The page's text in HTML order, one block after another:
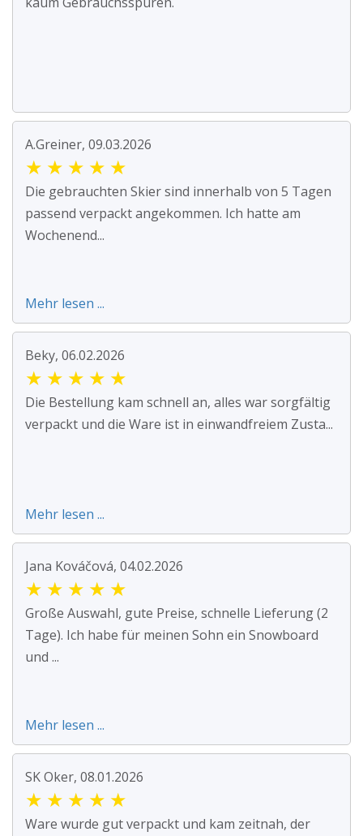
A.Greiner, 09.03.2026
★ ★ ★ ★ ★
Die gebrauchten Skier sind innerhalb von 5 Tagen
passend verpackt angekommen. Ich hatte am
Wochenend...
Mehr lesen ...
Beky, 06.02.2026
★ ★ ★ ★ ★
Die Bestellung kam schnell an, alles war sorgfältig
verpackt und die Ware ist in einwandfreiem Zusta...
Mehr lesen ...
Jana Kováčová, 04.02.2026
★ ★ ★ ★ ★
Große Auswahl, gute Preise, schnelle Lieferung (2
Tage). Ich habe für meinen Sohn ein Snowboard
und ...
Mehr lesen ...
SK Oker, 08.01.2026
★ ★ ★ ★ ★
Ware wurde gut verpackt und kam zeitnah, der